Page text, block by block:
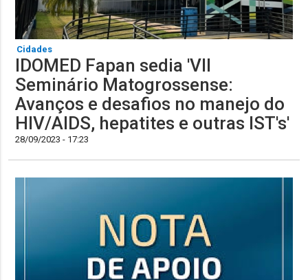
Cidades
IDOMED Fapan sedia 'VII
Seminário Matogrossense:
Avanços e desafios no manejo do
HIV/AIDS, hepatites e outras IST's'
28/09/2023 - 17:23